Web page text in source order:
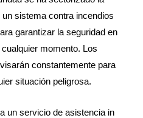
sistema contra incendios
garantizar la seguridad en
momento. Los
constantemente para
situación peligrosa.
un servicio de asistencia in